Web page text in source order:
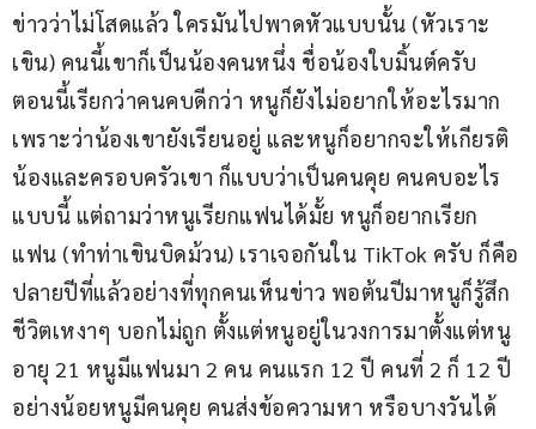
ข่าวว่าไม่โสดแล้ว ใครมันไปพาดหัวแบบนั้น (หัวเราะ
เขิน) คนนี้เขาก็เป็นน้องคนหนึ่ง ชื่อน้องใบมิ้นต์ครับ
ตอนนี้เรียกว่าคนคบดีกว่า หนูก็ยังไม่อยากให้อะไรมาก
เพราะว่าน้องเขายังเรียนอยู่ และหนูก็อยากจะให้เกียรติ
น้องและครอบครัวเขา ก็แบบว่าเป็นคนคุย คนคบอะไร
แบบนี้ แต่ถามว่าหนูเรียกแฟนได้มั้ย หนูก็อยากเรียก
แฟน (ทำท่าเขินบิดม้วน) เราเจอกันใน TikTok ครับ ก็คือ
ปลายปีที่แล้วอย่างที่ทุกคนเห็นข่าว พอต้นปีมาหนูก็รู้สึก
ชีวิตเหงาๆ บอกไม่ถูก ตั้งแต่หนูอยู่ในวงการมาตั้งแต่หนู
อายุ 21 หนูมีแฟนมา 2 คน คนแรก 12 ปี คนที่ 2 ก็ 12 ปี
อย่างน้อยหนูมีคนคุย คนส่งข้อความหา หรือบางวันได้